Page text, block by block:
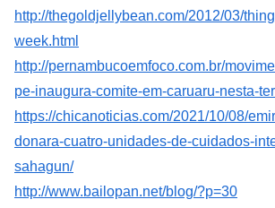
http://thegoldjellybean.com/2012/03/
week.html
http://pernambucoemfoco.com.br/
pe-inaugura-comite-em-caruaru-nesta-
https://chicanoticias.com/2021/10/08/
donara-cuatro-unidades-de-cuidados-
sahagun/
http://www.bailopan.net/blog/?p=30